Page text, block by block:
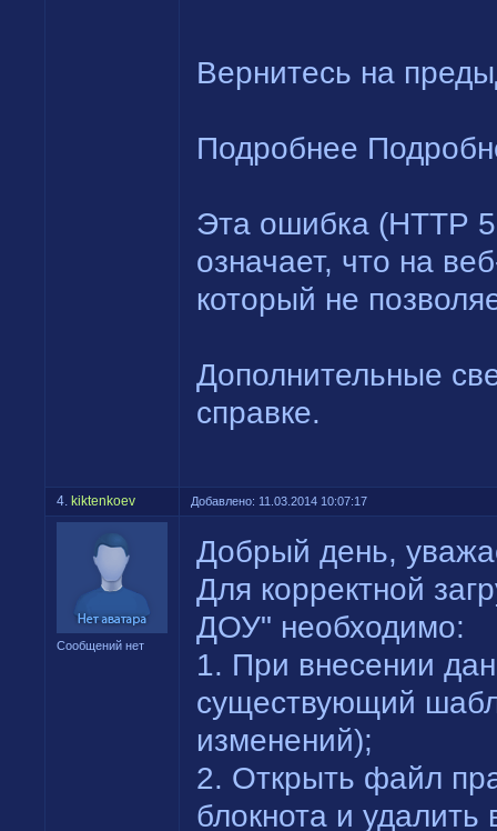
Вернитесь на
Подробнее
Эта ошибка (HTTP
означает, что на
который не
Дополнительные
справке.
4. kiktenkoev Добавлено: 11.03.2014 10:07:17
Сообщений нет
Добрый день,
Для корректной
ДОУ" необходимо:
1. При внесении
существующий
изменений);
2. Открыть файл
блокнота и